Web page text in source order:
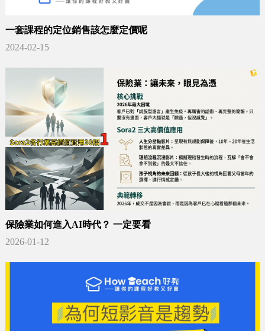
一套課程的定位銷售該怎麼定價呢
2024-02-15
保險業如何進入AI時代？ 一定要看
2026-01-12